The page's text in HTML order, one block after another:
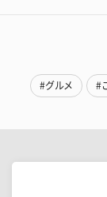
#グルメ #